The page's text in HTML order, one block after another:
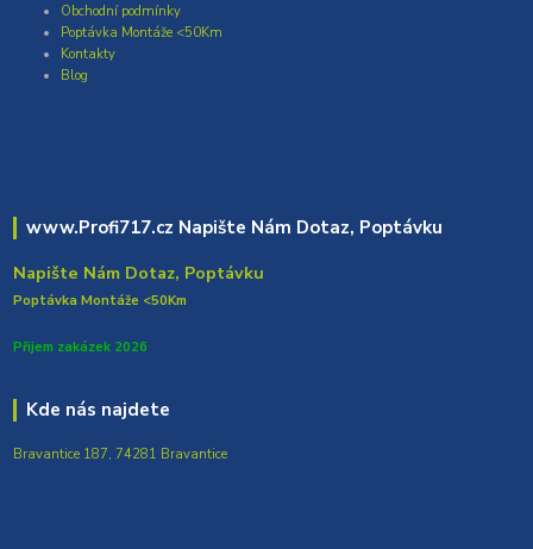
Obchodní podmínky
Poptávka Montáže <50Km
Kontakty
Blog
www.Profi717.cz Napište Nám Dotaz, Poptávku
Napište Nám Dotaz, Poptávku
Poptávka Montáže <50Km
Přijem zakázek 2026
Kde nás najdete
Bravantice 187, 74281 Bravantice